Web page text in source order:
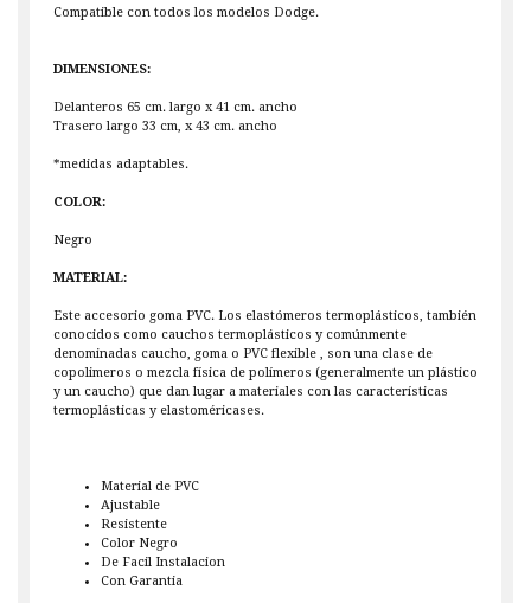
Compatible con todos los modelos Dodge.
DIMENSIONES:
Delanteros 65 cm. largo x 41 cm. ancho
Trasero largo 33 cm, x 43 cm. ancho
*medidas adaptables.
COLOR:
Negro
MATERIAL:
Este accesorio goma PVC. Los elastómeros termoplásticos, también
conocidos como cauchos termoplásticos y comúnmente
denominadas caucho, goma o PVC flexible , son una clase de
copolimeros o mezcla física de polímeros (generalmente un plástico
y un caucho) que dan lugar a materiales con las características
termoplásticas y elastoméricases.
Material de PVC
Ajustable
Resistente
Color Negro
De Facil Instalacion
Con Garantia